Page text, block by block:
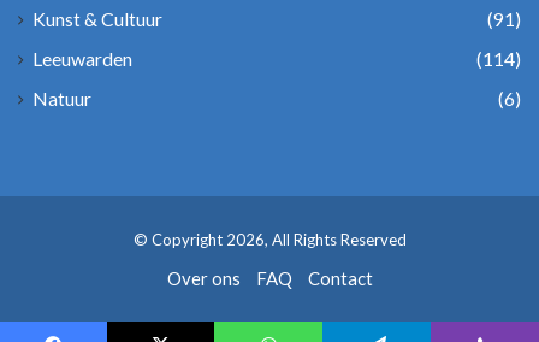
Kunst & Cultuur
(91)
Leeuwarden
(114)
Natuur
(6)
© Copyright 2026, All Rights Reserved
Over ons FAQ Contact